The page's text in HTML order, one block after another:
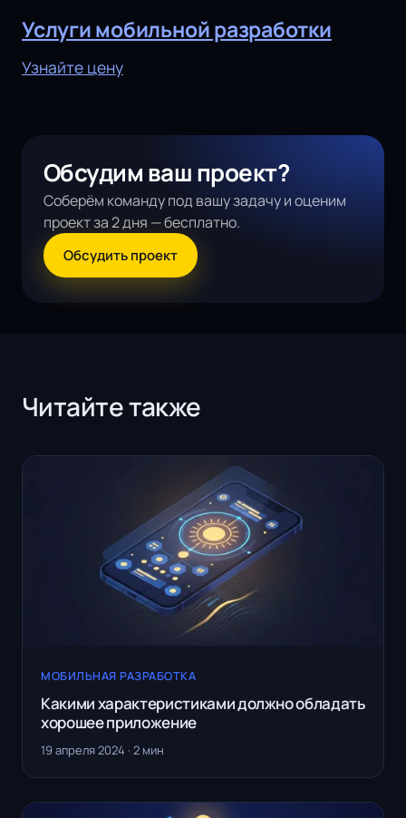
Услуги мобильной разработки
Узнайте цену
Обсудим ваш проект?
Соберём команду под вашу задачу и оценим
проект за 2 дня — бесплатно.
Обсудить проект
Читайте также
МОБИЛЬНАЯ РАЗРАБОТКА
Какими характеристиками должно обладать
хорошее приложение
19 апреля 2024 · 2 мин